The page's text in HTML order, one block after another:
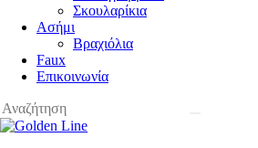
Σκουλαρίκια
Ασήμι
Βραχιόλια
Faux
Επικοινωνία